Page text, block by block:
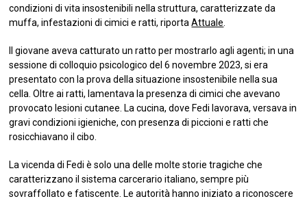
condizioni di vita insostenibili nella struttura, caratterizzate da
muffa, infestazioni di cimici e ratti, riportaAttuale
Il giovane aveva catturato un ratto per mostrarlo agli agenti; in una
sessione di colloquio psicologico del 6 novembre 2023, si era
presentato con la prova della situazione insostenibile nella sua
cella. Oltre ai ratti, lamentava la presenza di cimici che avevano
provocato lesioni cutanee. La cucina, dove Fedi lavorava, versava in
gravi condizioni igieniche, con presenza di piccioni e ratti che
rosicchiavano il cibo.
La vicenda di Fedi è solo una delle molte storie tragiche che
caratterizzano il sistema carcerario italiano, sempre più
sovraffollato e fatiscente. Le autorità hanno iniziato a riconoscere